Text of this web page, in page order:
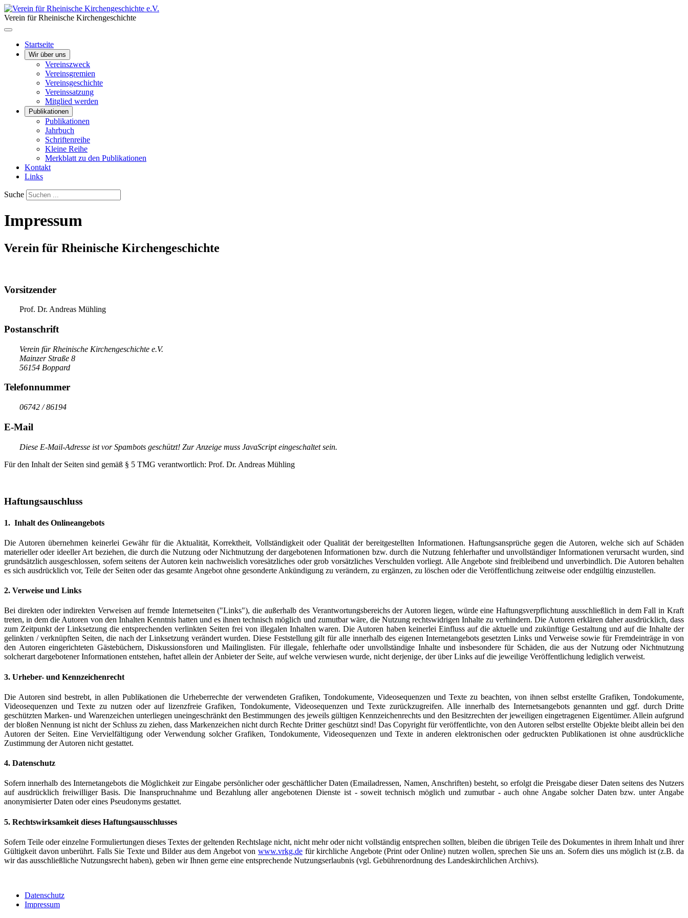
Verein für Rheinische Kirchengeschichte
Startseite
Wir über uns
Vereinszweck
Vereinsgremien
Vereinsgeschichte
Vereinssatzung
Mitglied werden
Publikationen
Publikationen
Jahrbuch
Schriftenreihe
Kleine Reihe
Merkblatt zu den Publikationen
Kontakt
Links
Suche
Impressum
Verein für Rheinische Kirchengeschichte
Vorsitzender
Prof. Dr. Andreas Mühling
Postanschrift
Verein für Rheinische Kirchengeschichte e.V.
Mainzer Straße 8
56154 Boppard
Telefonnummer
06742 / 86194
E-Mail
Diese E-Mail-Adresse ist vor Spambots geschützt! Zur Anzeige muss JavaScript eingeschaltet sein.
Für den Inhalt der Seiten sind gemäß § 5 TMG verantwortlich: Prof. Dr. Andreas Mühling
Haftungsauschluss
1. Inhalt des Onlineangebots
Die Autoren übernehmen keinerlei Gewähr für die Aktualität, Korrektheit, Vollständigkeit oder Qualität der bereitgestellten Informationen. Haftungsansprüche gegen die Autoren, welche sich auf Schäden
materieller oder ideeller Art beziehen, die durch die Nutzung oder Nichtnutzung der dargebotenen Informationen bzw. durch die Nutzung fehlerhafter und unvollständiger Informationen verursacht wurden, sind
grundsätzlich ausgeschlossen, sofern seitens der Autoren kein nachweislich voresätzliches oder grob vorsätzliches Verschulden vorliegt. Alle Angebote sind freibleibend und unverbindlich. Die Autoren behalten
es sich ausdrücklich vor, Teile der Seiten oder das gesamte Angebot ohne gesonderte Ankündigung zu verändern, zu ergänzen, zu löschen oder die Veröffentlichung zeitweise oder endgültig einzustellen.
2. Verweise und Links
Bei direkten oder indirekten Verweisen auf fremde Internetseiten ("Links"), die außerhalb des Verantwortungsbereichs der Autoren liegen, würde eine Haftungsverpflichtung ausschließlich in dem Fall in Kraft
treten, in dem die Autoren von den Inhalten Kenntnis hatten und es ihnen technisch möglich und zumutbar wäre, die Nutzung rechtswidrigen Inhalte zu verhindern. Die Autoren erklären daher ausdrücklich, dass
zum Zeitpunkt der Linksetzung die entsprechenden verlinkten Seiten frei von illegalen Inhalten waren. Die Autoren haben keinerlei Einfluss auf die aktuelle und zukünftige Gestaltung und auf die Inhalte der
gelinkten / verknüpften Seiten, die nach der Linksetzung verändert wurden. Diese Feststellung gilt für alle innerhalb des eigenen Internetangebots gesetzten Links und Verweise sowie für Fremdeinträge in von
den Autoren eingerichteten Gästebüchern, Diskussionsforen und Mailinglisten. Für illegale, fehlerhafte oder unvollständige Inhalte und insbesondere für Schäden, die aus der Nutzung oder Nichtnutzung
solcherart dargebotener Informationen entstehen, haftet allein der Anbieter der Seite, auf welche verwiesen wurde, nicht derjenige, der über Links auf die jeweilige Veröffentlichung lediglich verweist.
3. Urheber- und Kennzeichenrecht
Die Autoren sind bestrebt, in allen Publikationen die Urheberrechte der verwendeten Grafiken, Tondokumente, Videosequenzen und Texte zu beachten, von ihnen selbst erstellte Grafiken, Tondokumente,
Videosequenzen und Texte zu nutzen oder auf lizenzfreie Grafiken, Tondokumente, Videosequenzen und Texte zurückzugreifen. Alle innerhalb des Internetsangebots genannten und ggf. durch Dritte
geschützten Marken- und Warenzeichen unterliegen uneingeschränkt den Bestimmungen des jeweils gültigen Kennzeichenrechts und den Besitzrechten der jeweiligen eingetragenen Eigentümer. Allein aufgrund
der bloßen Nennung ist nicht der Schluss zu ziehen, dass Markenzeichen nicht durch Rechte Dritter geschützt sind! Das Copyright für veröffentlichte, von den Autoren selbst erstellte Objekte bleibt allein bei den
Autoren der Seiten. Eine Vervielfältigung oder Verwendung solcher Grafiken, Tondokumente, Videosequenzen und Texte in anderen elektronischen oder gedruckten Publikationen ist ohne ausdrückliche
Zustimmung der Autoren nicht gestattet.
4. Datenschutz
Sofern innerhalb des Internetangebots die Möglichkeit zur Eingabe persönlicher oder geschäftlicher Daten (Emailadressen, Namen, Anschriften) besteht, so erfolgt die Preisgabe dieser Daten seitens des Nutzers
auf ausdrücklich freiwilliger Basis. Die Inanspruchnahme und Bezahlung aller angebotenen Dienste ist - soweit technisch möglich und zumutbar - auch ohne Angabe solcher Daten bzw. unter Angabe
anonymisierter Daten oder eines Pseudonyms gestattet.
5. Rechtswirksamkeit dieses Haftungsausschlusses
Sofern Teile oder einzelne Formuliertungen dieses Textes der geltenden Rechtslage nicht, nicht mehr oder nicht vollständig entsprechen sollten, bleiben die übrigen Teile des Dokumentes in ihrem Inhalt und ihrer
Gültigkeit davon unberührt. Falls Sie Texte und Bilder aus dem Angebot von www.vrkg.defür kirchliche Angebote (Print oder Online) nutzen wollen, sprechen Sie uns an. Sofern dies uns möglich ist (z.B. da
wir das ausschließliche Nutzungsrecht haben), geben wir Ihnen gerne eine entsprechende Nutzungserlaubnis (vgl. Gebührenordnung des Landeskirchlichen Archivs).
Datenschutz
Impressum